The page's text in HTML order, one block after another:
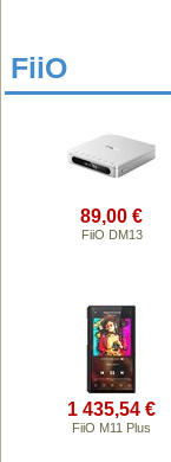
FiiO
89,00 €
FiiO DM13
1 435,54 €
FiiO M11 Plus